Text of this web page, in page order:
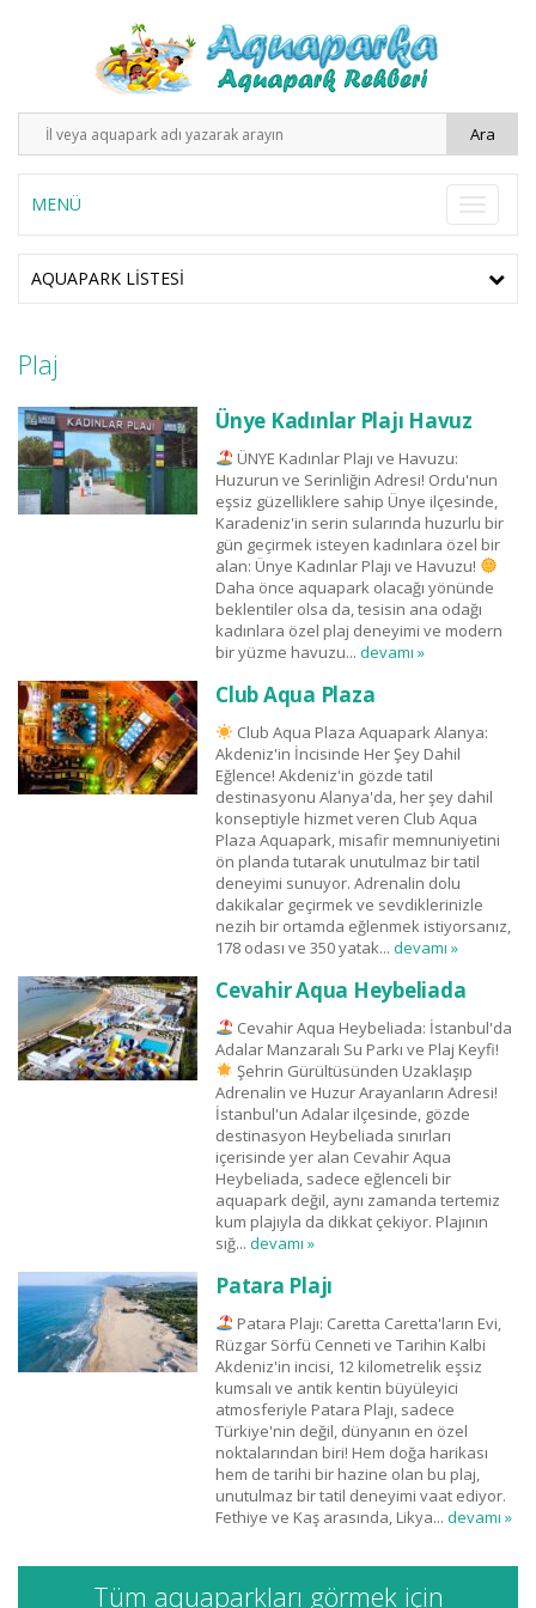
MENÜ
AQUAPARK LISTESI
Plaj
Ünye Kadınlar Plajı Havuz
ÜNYE Kadınlar Plajı ve Havuzu:
Huzurun ve Serinliğin Adresi! Ordu'nun
eşsiz güzelliklere sahip Ünye ilçesinde,
Karadeniz'in serin sularında huzurlu bir
gün geçirmek isteyen kadınlara özel bir
alan: Ünye Kadınlar Plajı ve Havuzu!
Daha önce aquapark olacağı yönünde
beklentiler olsa da, tesisin ana odağı
kadınlara özel plaj deneyimi ve modern
bir yüzme havuzu... devamı »
Club Aqua Plaza
Club Aqua Plaza Aquapark Alanya:
Akdeniz'in İncisinde Her Şey Dahil
Eğlence! Akdeniz'in gözde tatil
destinasyonu Alanya'da, her şey dahil
konseptiyle hizmet veren Club Aqua
Plaza Aquapark, misafir memnuniyetini
ön planda tutarak unutulmaz bir tatil
deneyimi sunuyor. Adrenalin dolu
dakikalar geçirmek ve sevdiklerinizle
nezih bir ortamda eğlenmek istiyorsanız,
178 odası ve 350 yatak... devamı »
Cevahir Aqua Heybeliada
Cevahir Aqua Heybeliada: İstanbul'da
Adalar Manzaralı Su Parkı ve Plaj Keyfi!
Şehrin Gürültüsünden Uzaklaşıp
Adrenalin ve Huzur Arayanların Adresi!
İstanbul'un Adalar ilçesinde, gözde
destinasyon Heybeliada sınırları
içerisinde yer alan Cevahir Aqua
Heybeliada, sadece eğlenceli bir
aquapark değil, aynı zamanda tertemiz
kum plajıyla da dikkat çekiyor. Plajının
sığ... devamı »
Patara Plajı
Patara Plajı: Caretta Caretta'ların Evi,
Rüzgar Sörfü Cenneti ve Tarihin Kalbi
Akdeniz'in incisi, 12 kilometrelik eşsiz
kumsalı ve antik kentin büyüleyici
atmosferiyle Patara Plajı, sadece
Türkiye'nin değil, dünyanın en özel
noktalarından biri! Hem doğa harikası
hem de tarihi bir hazine olan bu plaj,
unutulmaz bir tatil deneyimi vaat ediyor.
Fethiye ve Kaş arasında, Likya... devamı »
Tüm aquaparkları görmek için